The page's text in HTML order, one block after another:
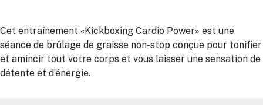
Cet entraînement «Kickboxing Cardio Power» est une
séance de brûlage de graisse non-stop conçue pour tonifier
et amincir tout votre corps et vous laisser une sensation de
détente et d’énergie.